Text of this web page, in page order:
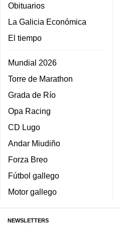
Obituarios
La Galicia Económica
El tiempo
Mundial 2026
Torre de Marathon
Grada de Río
Opa Racing
CD Lugo
Andar Miudiño
Forza Breo
Fútbol gallego
Motor gallego
NEWSLETTERS